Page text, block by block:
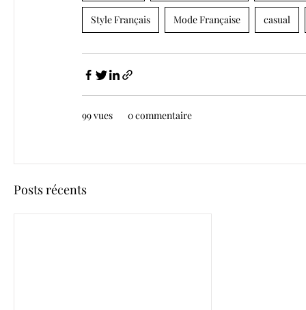
Style Français Mode Française casual
99 vues 0 commentaire
Posts récents